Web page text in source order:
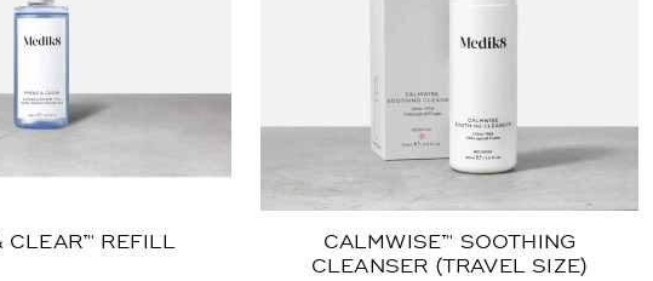
CLEAR™ REFILL
CALMWISE™ SOOTHING
CLEANSER (TRAVEL SIZE)